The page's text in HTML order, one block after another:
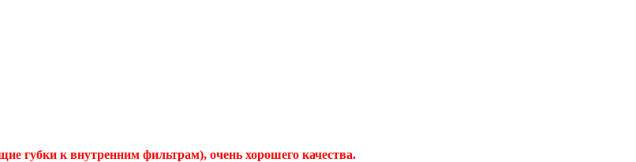
губки к внутренним фильтрам), очень хорошего качества.